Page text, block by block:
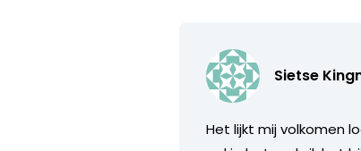
Sietse
Het lijkt mij volkomen